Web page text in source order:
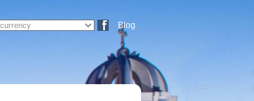
Blog